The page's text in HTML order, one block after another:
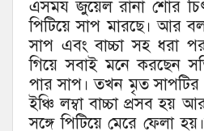
এসময জুয়েল রানা শোর
পিটিয়ে সাপ মারছে। আর
সাপ এবং বাচ্চা সহ ধরা
গিয়ে সবাই মনে করছেন
পার সাপ। তখন মৃত সাপটির
ইঞ্চি লম্বা বাচ্চা প্রসব হয়
সঙ্গে পিটিয়ে মেরে ফেলা